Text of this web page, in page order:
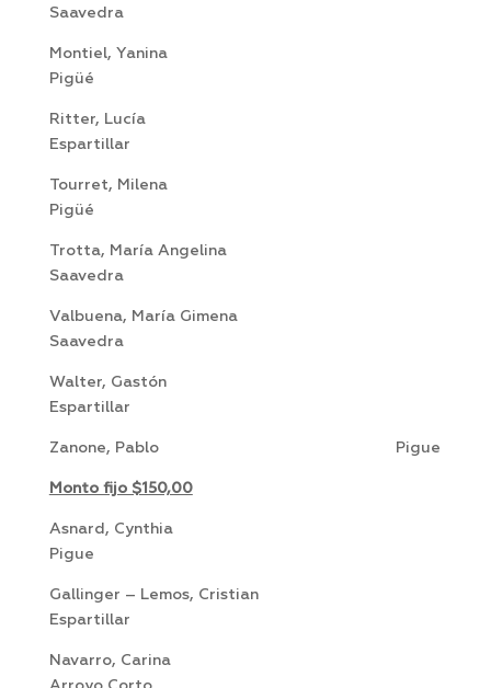
Saavedra
Montiel, Yanina
Pigüé
Ritter, Lucía
Espartillar
Tourret, Milena
Pigüé
Trotta, María Angelina
Saavedra
Valbuena, María Gimena
Saavedra
Walter, Gastón
Espartillar
Zanone, Pablo Pigue
Monto fijo $150,00
Asnard, Cynthia
Pigue
Gallinger – Lemos, Cristian
Espartillar
Navarro, Carina